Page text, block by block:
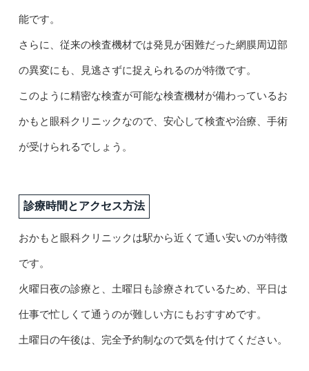
能です。
さらに、従来の検査機材では発見が困難だった網膜周辺部
の異変にも、見逃さずに捉えられるのが特徴です。
このように精密な検査が可能な検査機材が備わっているお
かもと眼科クリニックなので、安心して検査や治療、手術
が受けられるでしょう。
診療時間とアクセス方法
おかもと眼科クリニックは駅から近くて通い安いのが特徴
です。
火曜日夜の診療と、土曜日も診療されているため、平日は
仕事で忙しくて通うのが難しい方にもおすすめです。
土曜日の午後は、完全予約制なので気を付けてください。